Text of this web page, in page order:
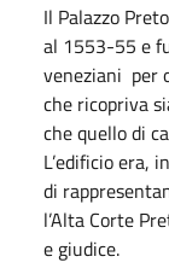
Il Palazzo
al 1553-55 e
veneziani per
che ricopriva
che quello di
L’edificio era,
di
l’Alta Corte
e giudice.